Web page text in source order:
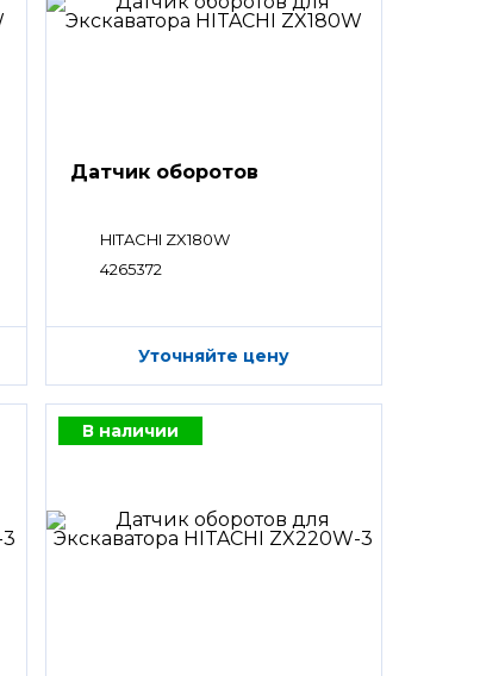
Датчик оборотов
HITACHI ZX180W
4265372
Уточняйте цену
В наличии